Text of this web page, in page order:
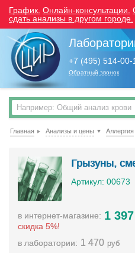
График. Онлайн-консультации.
сдать анализы в другом городе.
+7 (495) 514-00-
Обратный звонок
Главная Анализы и цены Аллергия
Грызуны,
Артикул: 00673
в интернет-магазине:
скидка 5%!
1 397
в лаборатории: 1 470 руб